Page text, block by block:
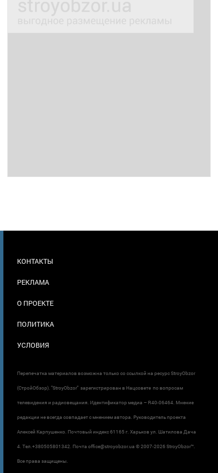
В
КОНТАКТЫ
РЕКЛАМА
О ПРОЕКТЕ
ПОЛИТИКА
УСЛОВИЯ
Перепечатка материалов возможна только со ссылкой на ресурс StroyObzor
(СтройОбзор). "StroyObzor" зарегистрирован в Нацсовете по вопросам
телевидения и радиовещания. Идентификатор медиа – R40-06464. Мнение
редакции не всегда совпадает с мнением автора. Руководитель проекта
Алексей Карпушенко. Почтовый индекс 61165 г. Харьков ул. Шатилова Дача
4. Тел.+380505801342. Почта office@stroyobzor.ua © 2007-2026 StroyObzor™.
Все права защищены.